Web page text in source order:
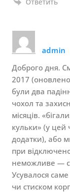
admin
Доброго дня.
2017
були два
чохол та
місяців.
кульки» (у цей
додатки), або
при
неможливе —
Усувалося
чи стиском